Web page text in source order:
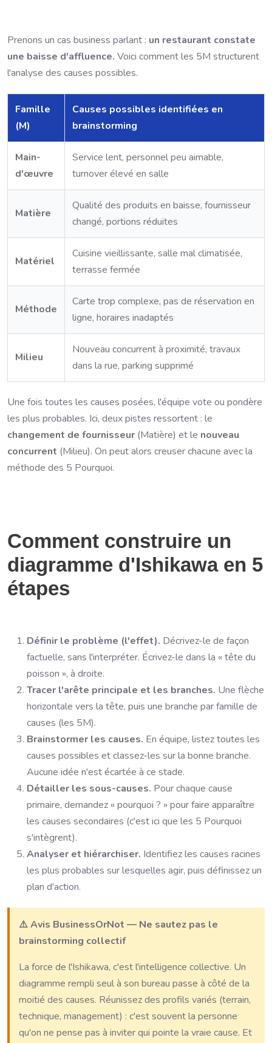
Prenons un cas business parlant : un restaurant constate
une baisse d'affluence. Voici comment les 5M structurent
l'analyse des causes possibles.
Famille
(M)
Causes possibles identifiées en
brainstorming
Main-
d'œuvre
Service lent, personnel peu aimable,
turnover élevé en salle
Matière
Qualité des produits en baisse, fournisseur
changé, portions réduites
Matériel
Cuisine vieillissante, salle mal climatisée,
terrasse fermée
Méthode
Carte trop complexe, pas de réservation en
ligne, horaires inadaptés
Milieu
Nouveau concurrent à proximité, travaux
dans la rue, parking supprimé
Une fois toutes les causes posées, l'équipe vote ou pondère
les plus probables. Ici, deux pistes ressortent : le
changement de fournisseur (Matière) et le nouveau
concurrent (Milieu). On peut alors creuser chacune avec la
méthode des 5 Pourquoi.
Comment construire un
diagramme d'Ishikawa en 5
étapes
Définir le problème (l'effet). Décrivez-le de façon
factuelle, sans l'interpréter. Écrivez-le dans la « tête du
poisson », à droite.
Tracer l'arête principale et les branches. Une flèche
horizontale vers la tête, puis une branche par famille de
causes (les 5M).
Brainstormer les causes. En équipe, listez toutes les
causes possibles et classez-les sur la bonne branche.
Aucune idée n'est écartée à ce stade.
Détailler les sous-causes. Pour chaque cause
primaire, demandez « pourquoi ? » pour faire apparaître
les causes secondaires (c'est ici que les 5 Pourquoi
s'intègrent).
Analyser et hiérarchiser. Identifiez les causes racines
les plus probables sur lesquelles agir, puis définissez un
plan d'action.
⚠️ Avis BusinessOrNot — Ne sautez pas le
brainstorming collectif
La force de l'Ishikawa, c'est l'intelligence collective. Un
diagramme rempli seul à son bureau passe à côté de la
moitié des causes. Réunissez des profils variés (terrain,
technique, management) : c'est souvent la personne
qu'on ne pense pas à inviter qui pointe la vraie cause. Et